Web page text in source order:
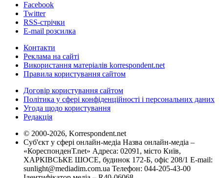
Facebook
Twitter
RSS-стрічки
E-mail розсилка
Контакти
Реклама на сайті
Використання матеріалів korrespondent.net
Правила користування сайтом
Договір користування сайтом
Політика у сфері конфіденційності і персональних даних
Угода щодо користування
Редакція
© 2000-2026, Korrespondent.net
Суб'єкт у сфері онлайн-медіа Назва онлайн-медіа –
«КореспонденТ.net» Адреса: 02091, місто Київ,
ХАРКІВСЬКЕ ШОСЕ, будинок 172-Б, офіс 208/1 E-mail:
sunlight@mediadim.com.ua Телефон: 044-205-43-00